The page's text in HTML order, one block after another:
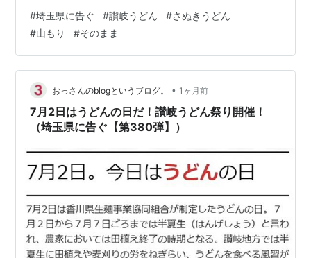
［sankairenzoku10cm］は適格販売により収入を得てい
ます。 まえがき。 7月第1週。 編集後記 まえがき。 前回
は同シリーズ第379弾で2026年6月第4週の昼食を紹介さ
せていただきました。 www.sankairenzoku10cm.blue 今
回は2026年7月第1週です…
#埼玉県に告ぐ #讃岐うどん #さぬきうどん
#山もり #そのまま
おっさんのblogというブログ。 • 1ヶ月前
7月2日はうどんの日だ！讃岐うどん祭り開催！
（埼玉県に告ぐ【第380弾】）